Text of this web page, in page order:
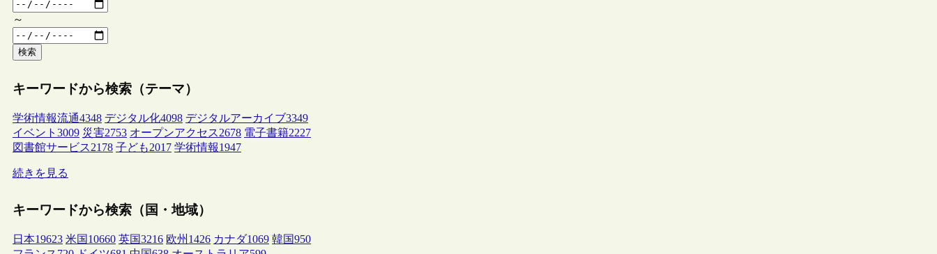
～
検索
キーワードから検索（テーマ）
学術情報流通4348 デジタル化4098 デジタルアーカイブ3349
イベント 3009 災害2753 オープンアクセス2678 電子書籍2227
図書館サービス2178 子ども2017 学術情報1947
続きを見る
キーワードから検索（国・地域）
日本19623 米国 10660 英国3216 欧州 1426 カナダ1069 韓国950